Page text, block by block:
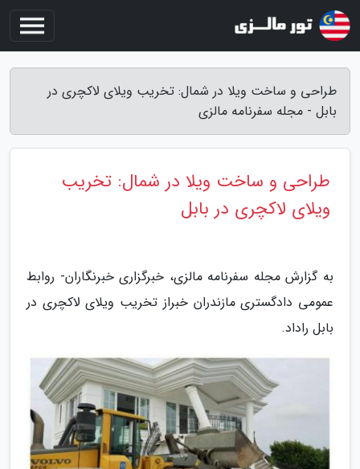
طراحی و ساخت ویلا در شمال: تخریب ویلای لاکچری در
بابل - مجله سفرنامه مالزی
طراحی و ساخت ویلا در شمال: تخریب
ویلای لاکچری در بابل
به گزارش مجله سفرنامه مالزی، خبرگزاری خبرنگاران- روابط
عمومی دادگستری مازندران خبراز تخریب ویلای لاکچری در
بابل راداد.